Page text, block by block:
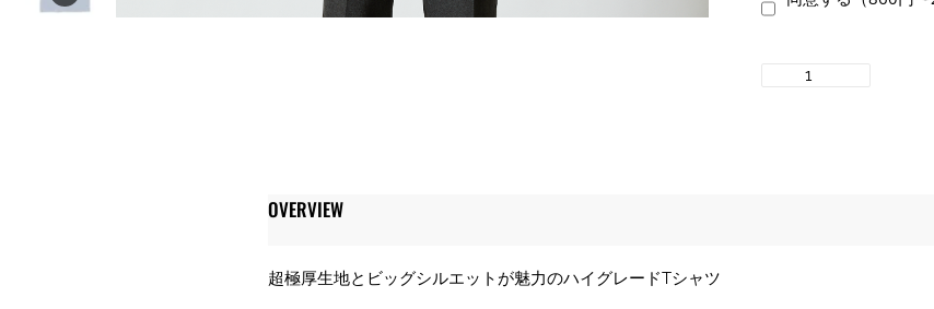
United
OVERVIEW
超極厚生地とビッグシルエットが魅力のハイグレードTシャツ